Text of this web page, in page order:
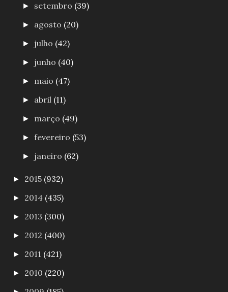
► setembro (39)
► agosto (20)
► julho (42)
► junho (40)
► maio (47)
► abril (11)
► março (49)
►fevereiro (53)
► janeiro (62)
► 2015 (932)
► 2014 (435)
► 2013 (300)
► 2012 (400)
► 2011 (421)
► 2010 (220)